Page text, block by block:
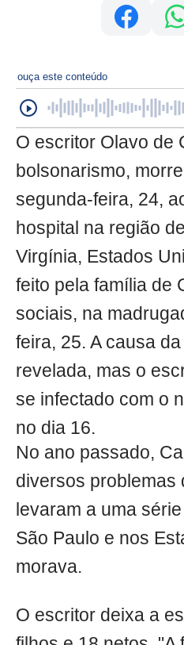
ouça este conteúdo
O escritor Olavo de
bolsonarismo,
segunda-feira, 24,
hospital na região
Virgínia, Estados
feito pela família de
sociais, na
feira, 25. A causa
revelada, mas o
se infectado com o
no dia 16.
No ano passado,
diversos problemas
levaram a uma
São Paulo e nos
morava.
O escritor deixa a